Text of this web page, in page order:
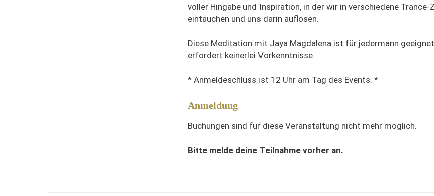
voller Hingabe und Inspiration, in der wir in verschiedene Trance-
eintauchen und uns darin auflösen.
Diese Meditation mit Jaya Magdalena ist für jedermann
erfordert keinerlei Vorkenntnisse.
* Anmeldeschluss ist 12 Uhr am Tag des Events. *
Anmeldung
Buchungen sind für diese Veranstaltung nicht mehr möglich.
Bitte melde deine Teilnahme vorher an.